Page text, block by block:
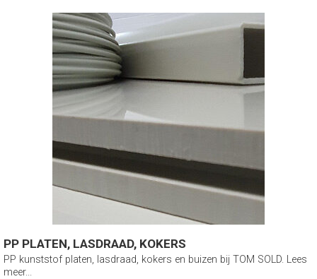
PP PLATEN, LASDRAAD, KOKERS
PP kunststof platen, lasdraad, kokers en buizen bij TOM SOLD. Lees
meer...